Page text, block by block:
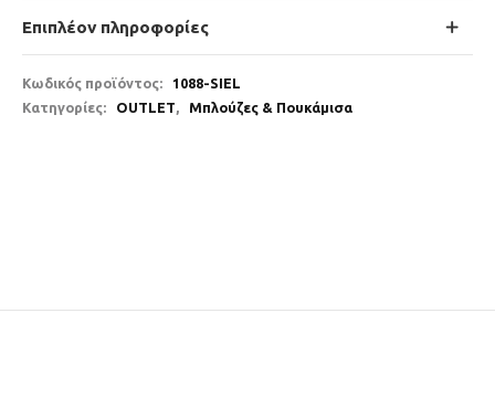
Επιπλέον πληροφορίες
Κωδικός προϊόντος:
1088-SIEL
Κατηγορίες:
OUTLET, Μπλούζες & Πουκάμισα